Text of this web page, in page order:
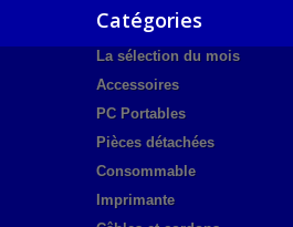
Catégories
La sélection du mois
Accessoires
PC Portables
Pièces détachées
Consommable
Imprimante